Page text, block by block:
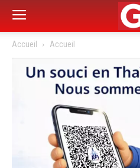
Accueil Accueil